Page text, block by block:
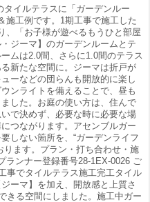
イルテラスに「ガーデンルー
施工例です。1期工事で施工した
、「お子様が遊べるもうひと部屋
ジーマ】のガーデンルームとテ
ムは2.0間、さらに1.0間のテラス
新たな空間に。ジーマは折戸が
ーなどの団らんも開放的に楽し
ンライトを備えることで、昼も
した。お庭の使い方は、住んで
で決めず、必要な時に必要な場
つながります。アセンブルガー
しない箇所を、“ガーデンライフ
ります。プラン・打ち合わせ・施
ランナー登録番号28-1EX-0026 ご
事でタイルテラス施工完工タイル
ーマ】を加え、開放感と上質さ
きる空間にしました。施工中ガー